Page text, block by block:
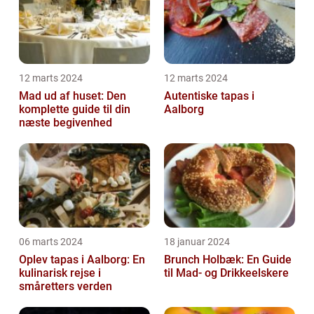
12 marts 2024
Mad ud af huset: Den
komplette guide til din
næste begivenhed
12 marts 2024
Autentiske tapas i
Aalborg
06 marts 2024
Oplev tapas i Aalborg: En
kulinarisk rejse i
småretters verden
18 januar 2024
Brunch Holbæk: En Guide
til Mad- og Drikkeelskere